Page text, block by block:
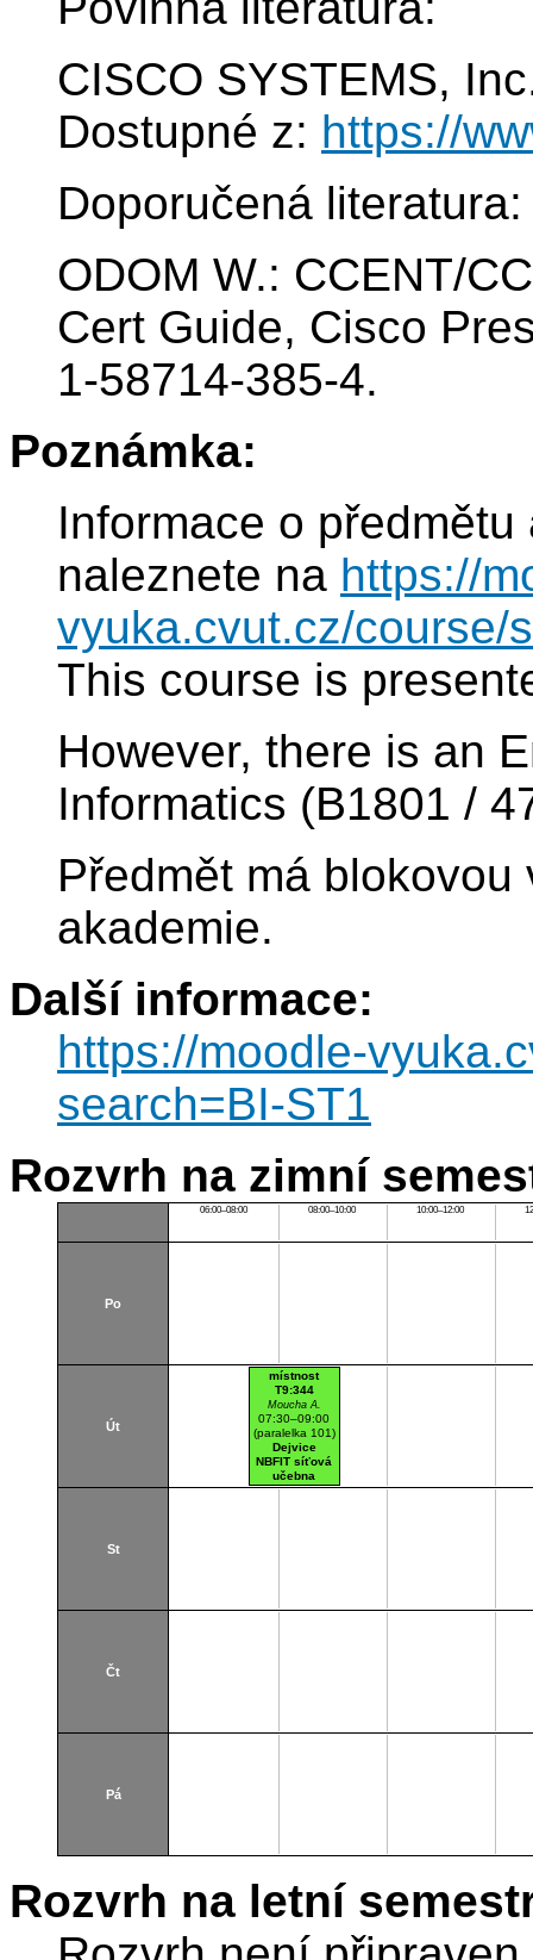
CISCO SYSTEMS,
Dostupné z: https://
Doporučená literatura:
ODOM W.: CCENT/
Cert Guide, Cisco
1-58714-385-4.
Poznámka:
Informace o
naleznete na https://
vyuka.cvut.cz/course/
This course is
However, there is an
Informatics (B1801 /
Předmět má
akademie.
Další informace:
https://moodle-
search=BI-ST1
Rozvrh na zimní
06:00–08:00 08:00–10:00 10:00–12:00
Po
Út
místnost
T9:344
Moucha A.
07:30–09:00
(paralelka 101)
Dejvice
NBFIT síťová
učebna
St
Čt
Pá
Rozvrh na letní